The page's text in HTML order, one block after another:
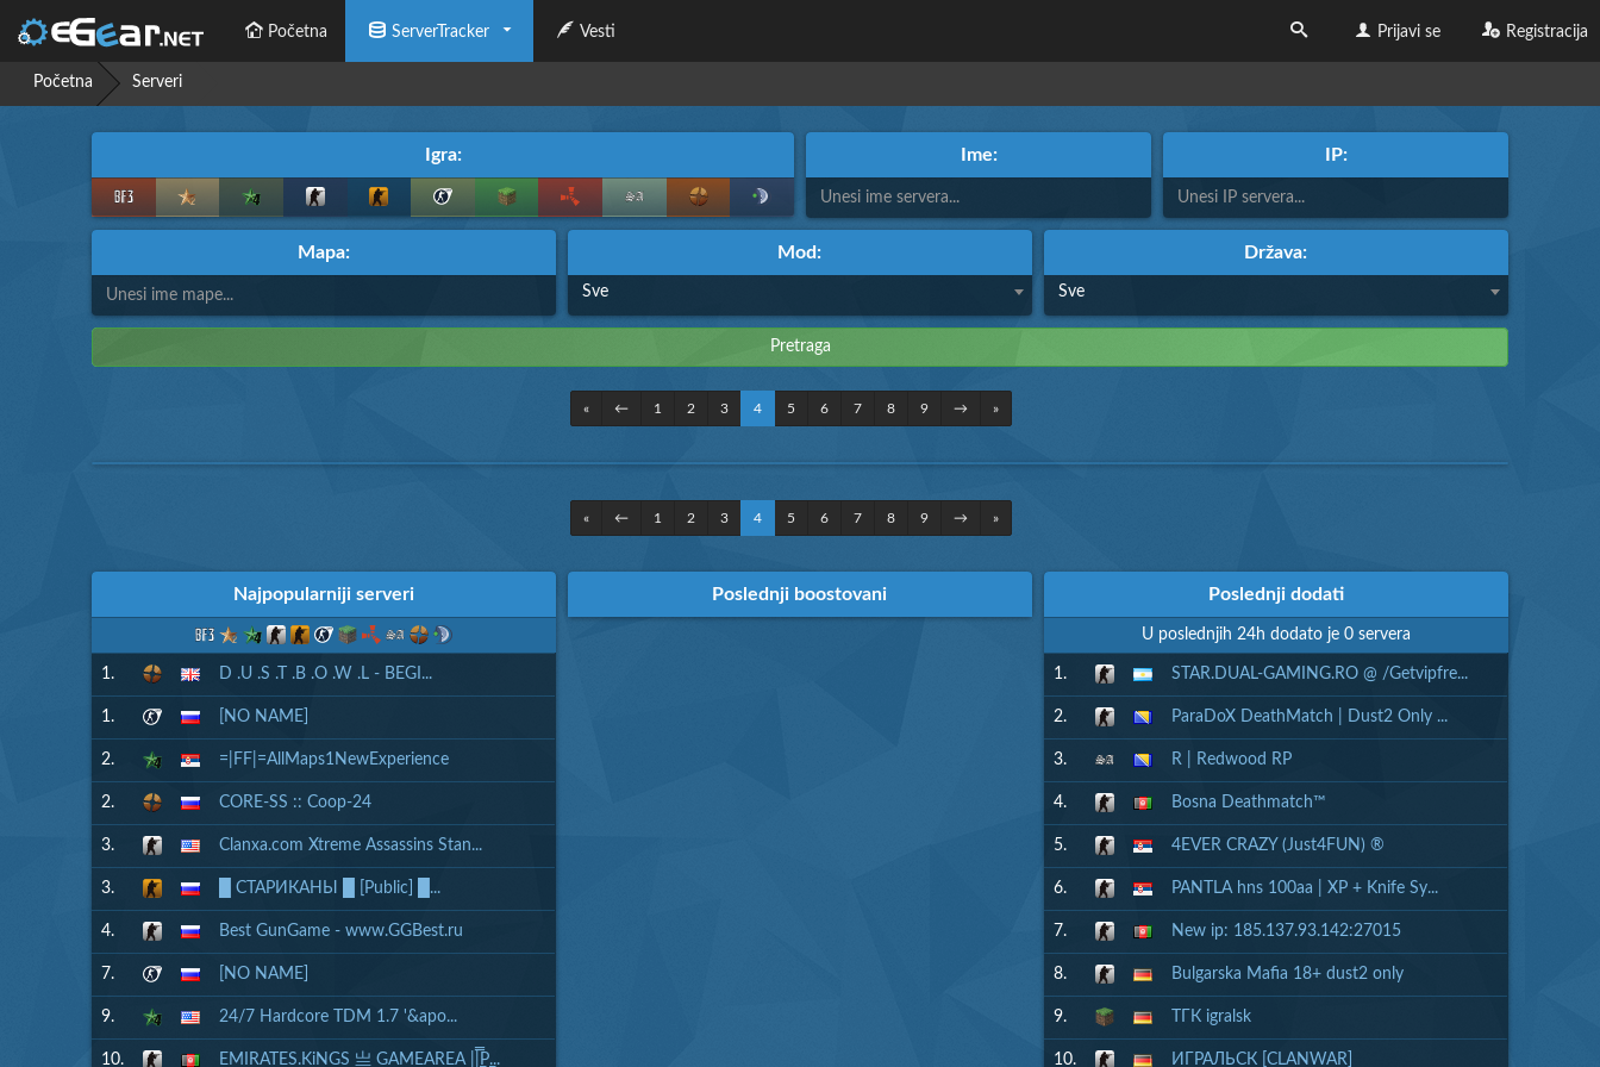
Početna ServerTracker Vesti Prijavi se Registracija
Početna Serveri
Igra: Ime: IP:
Mapa: Mod:
Sve
Država:
Sve
« ← 1 2 3 4 5 6 7 8 9 → »
« ← 1 2 3 4 5 6 7 8 9 → »
Najpopularniji serveri
1. D .U .S .T .B .O .W .L - BEGI...
1. [NO NAME]
2. =|FF|=AllMaps1NewExperience
2. CORE-SS :: Coop-24
3. Clanxa.com Xtreme Assassins Stan...
3. █ СТАРИКАНЫ █ [Public] █...
4. Best GunGame - www.GGBest.ru
7. [NO NAME]
9. 24/7 Hardcore TDM 1.7 '&apo...
10. EMIRATES.KiNGS 亗 GAMEAREA ||͇̿P͇...
Poslednji boostovani Poslednji dodati
U poslednjih 24h dodato je 0 servera
1. STAR.DUAL-GAMING.RO @ /Getvipfre...
2. ParaDoX DeathMatch | Dust2 Only ...
3. R | Redwood RP
4. Bosna Deathmatch™
5. 4EVER CRAZY (Just4FUN) ®
6. PANTLA hns 100aa | XP + Knife Sy...
7. New ip: 185.137.93.142:27015
8. Bulgarska Mafia 18+ dust2 only
9. ТГК igralsk
10. ИГРАЛЬСК [CLANWAR]